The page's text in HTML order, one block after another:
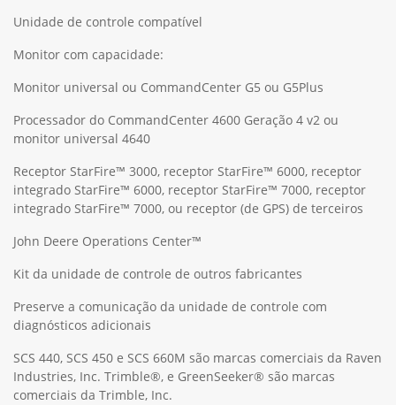
Unidade de controle compatível
Monitor com capacidade:
Monitor universal ou CommandCenter G5 ou G5Plus
Processador do CommandCenter 4600 Geração 4 v2 ou
monitor universal 4640
Receptor StarFire™ 3000, receptor StarFire™ 6000, receptor
integrado StarFire™ 6000, receptor StarFire™ 7000, receptor
integrado StarFire™ 7000, ou receptor (de GPS) de terceiros
John Deere Operations Center™
Kit da unidade de controle de outros fabricantes
Preserve a comunicação da unidade de controle com
diagnósticos adicionais
SCS 440, SCS 450 e SCS 660M são marcas comerciais da Raven
Industries, Inc. Trimble®, e GreenSeeker® são marcas
comerciais da Trimble, Inc.